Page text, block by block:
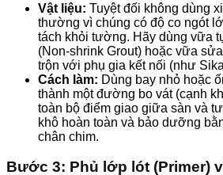
Vật liệu: Tuyệt đối không dùng
thường vì chúng có độ co ngót
tách khỏi tường. Hãy dùng vữa
(Non-shrink Grout) hoặc vữa
trộn với phụ gia kết nối (như
Cách làm: Dùng bay nhỏ hoặc
thành một đường bo vát (cạnh
toàn bộ điểm giao giữa sàn và
khô hoàn toàn và bảo dưỡng
chân chim.
Bước 3: Phủ lớp lót (Primer)